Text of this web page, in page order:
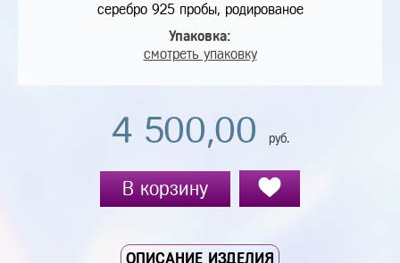
серебро 925 пробы, родированое
Упаковка:
смотреть упаковку
4 500,00 руб.
В корзину
ОПИСАНИЕ ИЗДЕЛИЯ